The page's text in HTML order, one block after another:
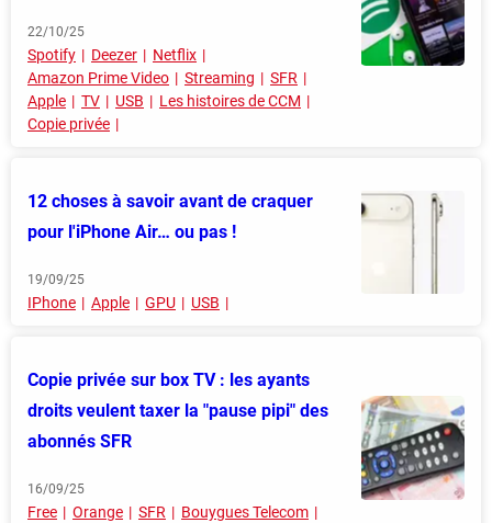
22/10/25
Spotify Deezer
Netflix
Amazon Prime Video
Streaming
SFR
Apple
TV USB
Les histoires de CCM
Copie privée
12 choses à savoir avant de craquer
pour l'iPhone Air… ou pas !
19/09/25
IPhone Apple GPU USB
Copie privée sur box TV : les ayants
droits veulent taxer la "pause pipi" des
abonnés SFR
16/09/25
Free Orange SFR
Bouygues Telecom